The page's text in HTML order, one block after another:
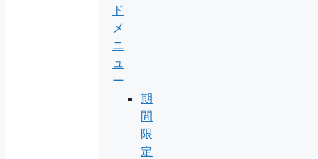
ド
メ
ニ
ュ
ー
期
間
限
定